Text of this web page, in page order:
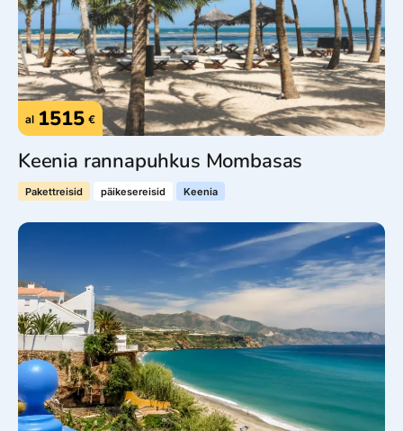
al 1515 €
Keenia rannapuhkus Mombasas
Pakettreisid päikesereisid Keenia